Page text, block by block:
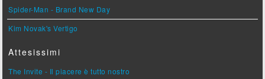
Spider-Man - Brand New Day
Kim Novak's Vertigo
Attesissimi
The Invite - Il piacere è tutto nostro